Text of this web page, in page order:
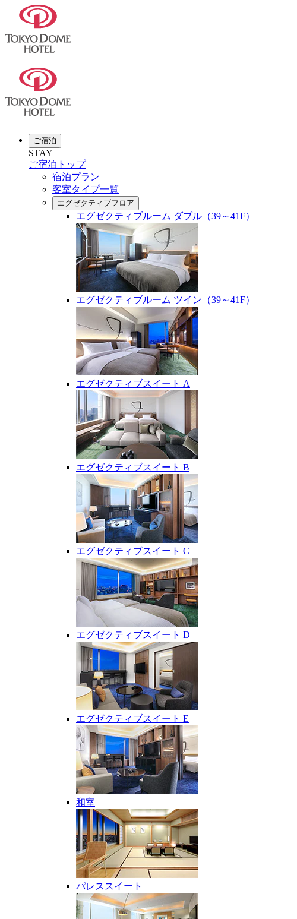
ご宿泊
STAY
ご宿泊トップ
宿泊プラン
客室タイプ一覧
エグゼクティブフロア
エグゼクティブルーム ダブル（39～41F）
エグゼクティブルーム ツイン（39～41F）
エグゼクティブスイート A
エグゼクティブスイート B
エグゼクティブスイート C
エグゼクティブスイート D
エグゼクティブスイート E
和室
パレススイート